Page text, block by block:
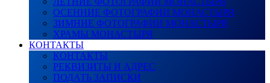
ОСЕННИЕ ФОТОГРАФИИ МОНАСТЫРЯ
ЗИМНИЕ ФОТОГРАФИИ МОНАСТЫРЯ
ХРАМЫ МОНАСТЫРЯ
КОНТАКТЫ
КОНТАКТЫ
РЕКВИЗИТЫ И АДРЕС
ПОДАТЬ ЗАПИСКИ